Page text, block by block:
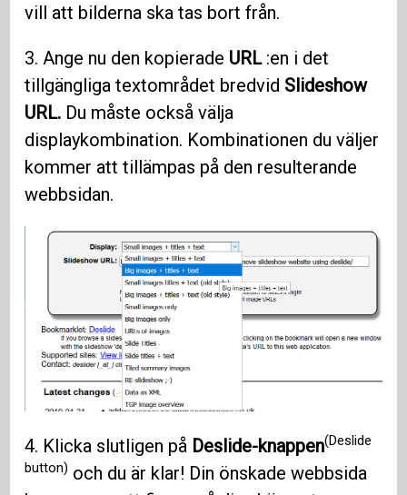
vill att bilderna ska tas bort från.
3. Ange nu den kopierade URL:en i det
tillgängliga textområdet bredvid Slideshow
URL. Du måste också välja
displaykombination. Kombinationen du väljer
kommer att tillämpas på den resulterande
webbsidan.
4. Klicka slutligen på Deslide-knappen(Deslide
button) och du är klar! Din önskade webbsida